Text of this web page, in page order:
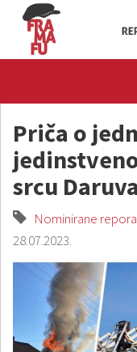
Priča o
srcu
Nominirane
28.07.2023.